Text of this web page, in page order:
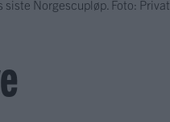
Norgescupløp. Foto: Privat